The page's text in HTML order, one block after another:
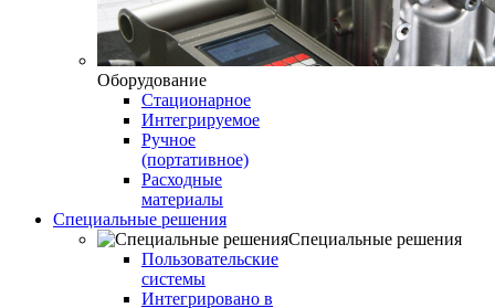
Оборудование
Стационарное
Интегрируемое
Ручное
(портативное)
Расходные
материалы
Специальные решения
Специальные решения
Пользовательские
системы
Интегрировано в